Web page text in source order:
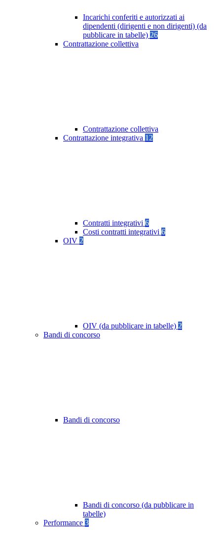
Incarichi conferiti e autorizzati ai
dipendenti (dirigenti e non dirigenti) (da
pubblicare in tabelle) 26
Contrattazione collettiva
Contrattazione collettiva
Contrattazione integrativa 12
Contratti integrativi 6
Costi contratti integrativi 6
OIV 2
OIV (da pubblicare in tabelle) 2
Bandi di concorso
Bandi di concorso
Bandi di concorso (da pubblicare in
tabelle)
Performance 3